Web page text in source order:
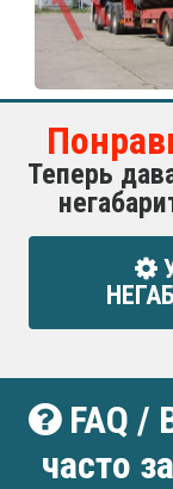
Теперь
FAQ /
часто